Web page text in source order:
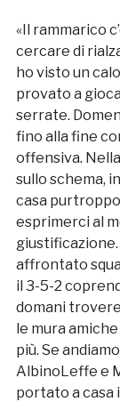
«Il rammarico
cercare di
ho visto un
provato a
serrate.
fino alla fine
offensiva.
sullo schema,
casa
esprimerci al
affrontato
il 3-5-2
domani
le mura
più. Se
AlbinoLeffe e
portato a casa